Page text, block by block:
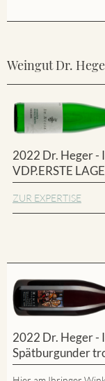
Weingut Dr.
2022 Dr. Heger -
VDP.ERSTE LAGE
ZUR EXPERTISE
2022 Dr. Heger
Spätburgunder